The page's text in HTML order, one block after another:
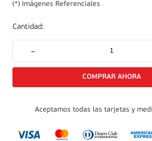
(*) Imágenes Referenciales
Cantidad:
－
Aceptamos todas las tarjetas y